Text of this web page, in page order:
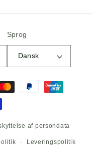
Sprog
Dansk
af persondata
Leveringspolitik